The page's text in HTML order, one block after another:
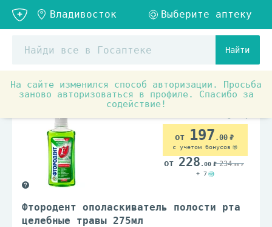
Найти
На сайте изменился способ авторизации. Просьба
заново авторизоваться в профиле. Спасибо за
содействие!
Товары для красоты и здоровья Гигиена полости рта
Фтородент ополаскиватель полости рта
целебные травы 275мл
197 .00
с учетом бонусов
228 .00 234.00
+ 7